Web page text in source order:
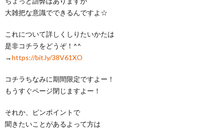
大雑把な意識でできるんですよ☆
これについて詳しくしりたいかたは
是非コチラをどうぞ！^^
→https://bit.ly/38V61XO
コチラちなみに期間限定ですよー！
もうすぐページ閉じますよー！
それか、ピンポイントで
聞きたいことがあるよって方は